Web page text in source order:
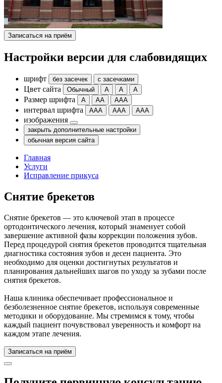
Записаться на приём
Настройки версии для слабовидящих
шрифт без засечек с засечками
Цвет сайта Обычный А А А
Размер шрифта А АА ААА
интервал шрифта ААА ААА ААА
изображения
закрыть дополнительные настройки
обычная версия сайта
Главная
Услуги
Исправление прикуса
Снятие брекетов
Снятие брекетов — это ключевой этап в процессе
ортодонтического лечения, который знаменует собой
завершение активной фазы коррекции положения зубов.
Перед процедурой снятия брекетов проводится тщательная
диагностика состояния зубов и десен пациента. Это
необходимо для оценки достигнутых результатов и
планирования дальнейших шагов по уходу за зубами после
снятия брекетов.
Наша клиника обеспечивает профессиональное и
безболезненное снятие брекетов, используя современные
методики и оборудование. Мы стремимся к тому, чтобы
каждый пациент почувствовал уверенность и комфорт на
каждом этапе лечения.
Записаться на приём